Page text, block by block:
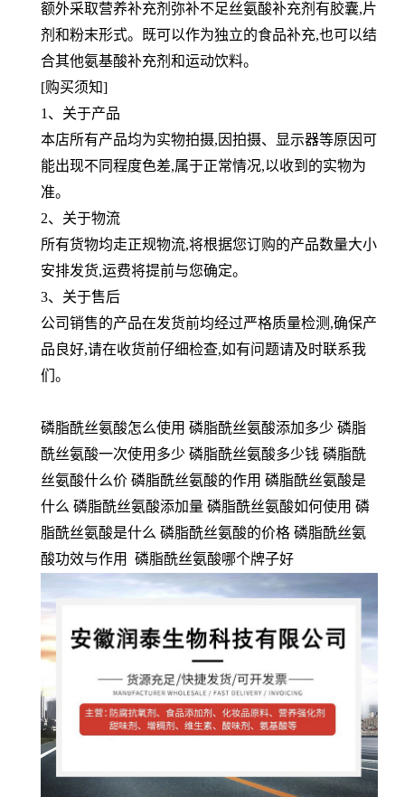
额外采取营养补充剂弥补不足丝氨酸补充剂 有胶囊,片
剂和粉末形式。既可以作为独立的食品补充,也可以结
合其他氨基酸补充剂和运动饮料。
[购买须知]
1、关于产品
本店所有产品均为实物拍摄,因拍摄、显示器等原因可
能出现不同程度色差,属于正常情况,以收到的实物为
准。
2、关于物流
所有货物均走正规物流,将根据您订购的产品数量大小
安排发货,运费将提前与您确定。
3、关于售后
公司销售的产品在发货前均经过严格质量检测,确保产
品良好,请在收货前仔细检查,如有问题请及时联系我
们。
磷脂酰丝氨酸怎么使用 磷脂酰丝氨酸添加多少 磷脂
酰丝氨酸一次使用多少 磷脂酰丝氨酸多少钱 磷脂酰
丝氨酸什么价 磷脂酰丝氨酸的作用 磷脂酰丝氨酸是
什么 磷脂酰丝氨酸添加量 磷脂酰丝氨酸如何使用 磷
脂酰丝氨酸是什么 磷脂酰丝氨酸的价格 磷脂酰丝氨
酸功效与作用 磷脂酰丝氨酸哪个牌子好